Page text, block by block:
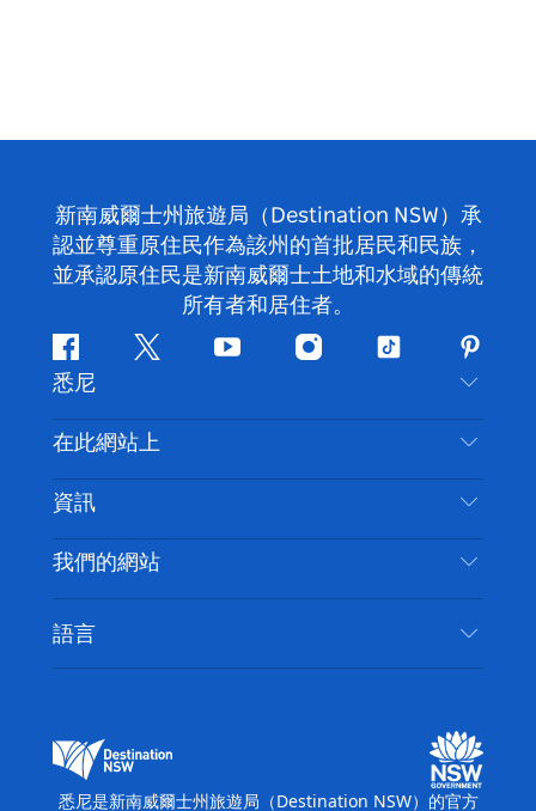
新南威爾士州旅遊局（Destination NSW）承
認並尊重原住民作為該州的首批居民和民族，
並承認原住民是新南威爾士土地和水域的傳統
所有者和居住者。
Facebook嘰
喳
喳
Youtube Instagram
抖
悉尼
聯絡我們
免責聲明
隱私
Cookie 通知
在此網站上
目的地
要做的事情
新南威爾斯州公路旅行
活動
住宿
資訊
旅行資訊
無障礙悉尼
列出您的業務
我們的網站
新南威爾士州旅遊局（Destination NSW）媒體中
心
語言
悉尼是新南威爾士州旅遊局（Destination NSW）的官方